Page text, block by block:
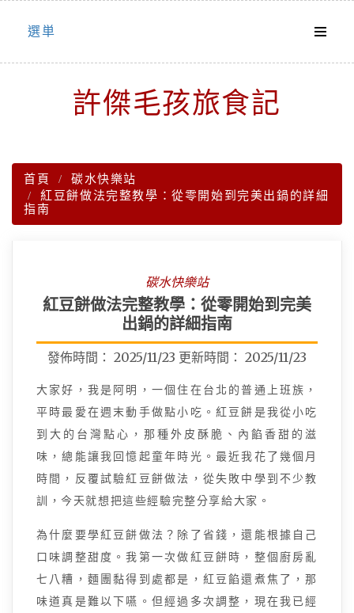
Skip
選単
許傑毛孩旅食記
首頁
碳水快樂站
紅豆餅做法完整教學：從零開始到完美出鍋的詳細
指南
碳水快樂站
紅豆餅做法完整教學：從零開始到完美
出鍋的詳細指南
發佈時間： 2025/11/23 更新時間： 2025/11/23
大家好，我是阿明，一個住在台北的普通上班族，
平時最愛在週末動手做點小吃。紅豆餅是我從小吃
到大的台灣點心，那種外皮酥脆、內餡香甜的滋
味，總能讓我回憶起童年時光。最近我花了幾個月
時間，反覆試驗紅豆餅做法，從失敗中學到不少教
訓，今天就想把這些經驗完整分享給大家。
為什麼要學紅豆餅做法？除了省錢，還能根據自己
口味調整甜度。我第一次做紅豆餅時，整個廚房亂
七八糟，麵團黏得到處都是，紅豆餡還煮焦了，那
味道真是難以下嚥。但經過多次調整，現在我已經